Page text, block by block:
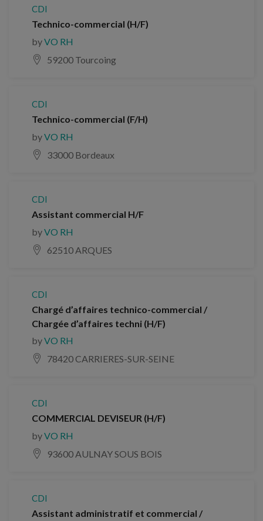
CDI
Technico-commercial (H/F)
byVO RH
59200 Tourcoing
CDI
Technico-commercial (F/H)
byVO RH
33000 Bordeaux
CDI
Assistant commercial H/F
byVO RH
62510 ARQUES
CDI
Chargé d’affaires technico-commercial /
Chargée d’affaires techni (H/F)
byVO RH
78420 CARRIERES-SUR-SEINE
CDI
COMMERCIAL DEVISEUR (H/F)
byVO RH
93600 AULNAY SOUS BOIS
CDI
Assistant administratif et commercial /